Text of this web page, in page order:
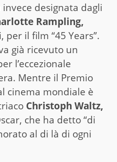
designata dagli
Rampling,
il film “45 Years”.
già ricevuto un
l’eccezionale
Mentre il Premio
cinema mondiale è
Christoph Waltz,
che ha detto “di
al di là di ogni